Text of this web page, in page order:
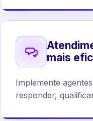
mais
Implemente
responder,